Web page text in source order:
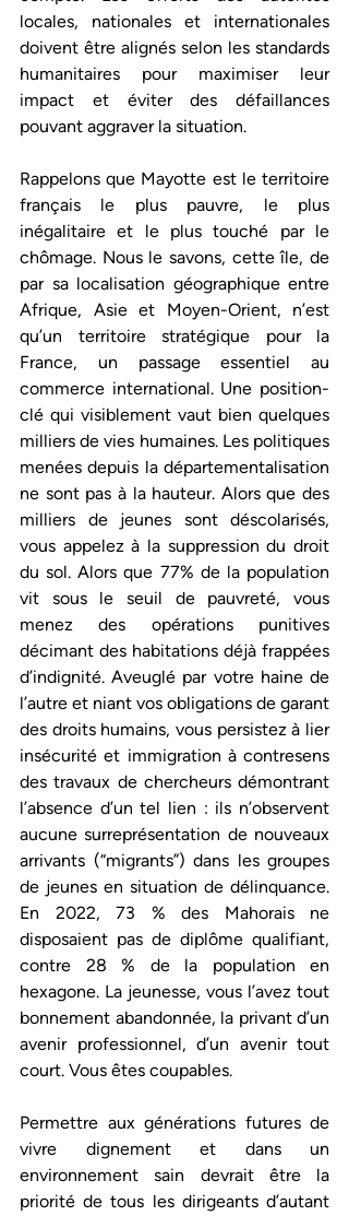
locales, nationales et internationales
doivent être alignés selon les standards
humanitaires pour maximiser leur
impact et éviter des défaillances
pouvant aggraver la situation.
Rappelons que Mayotte est le territoire
français le plus pauvre, le plus
inégalitaire et le plus touché par le
chômage. Nous le savons, cette île, de
par sa localisation géographique entre
Afrique, Asie et Moyen-Orient, n’est
qu’un territoire stratégique pour la
France, un passage essentiel au
commerce international. Une position-
clé qui visiblement vaut bien quelques
milliers de vies humaines. Les politiques
menées depuis la départementalisation
ne sont pas à la hauteur. Alors que des
milliers de jeunes sont déscolarisés,
vous appelez à la suppression du droit
du sol. Alors que 77% de la population
vit sous le seuil de pauvreté, vous
menez des opérations punitives
décimant des habitations déjà frappées
d’indignité. Aveuglé par votre haine de
l’autre et niant vos obligations de garant
des droits humains, vous persistez à lier
insécurité et immigration à contresens
des travaux de chercheurs démontrant
l’absence d’un tel lien : ils n’observent
aucune surreprésentation de nouveaux
arrivants (“migrants”) dans les groupes
de jeunes en situation de délinquance.
En 2022, 73 % des Mahorais ne
disposaient pas de diplôme qualifiant,
contre 28 % de la population en
hexagone. La jeunesse, vous l’avez tout
bonnement abandonnée, la privant d’un
avenir professionnel, d’un avenir tout
court. Vous êtes coupables.
Permettre aux générations futures de
vivre dignement et dans un
environnement sain devrait être la
priorité de tous les dirigeants d’autant